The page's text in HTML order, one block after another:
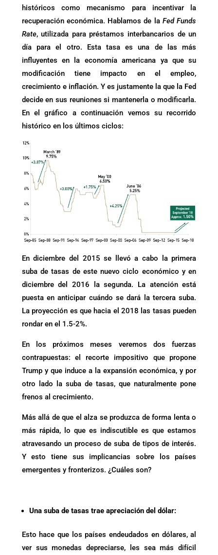
históricos como mecanismo para incentivar la
recuperación económica. Hablamos de la Fed Funds
Rate, utilizada para préstamos interbancarios de un
día para el otro. Esta tasa es una de las más
influyentes en la economía americana ya que su
modificación tiene impacto en el empleo,
crecimiento e inflación. Y es justamente la que la Fed
decide en sus reuniones si mantenerla o modificarla.
En el gráfico a continuación vemos su recorrido
histórico en los últimos ciclos:
En diciembre del 2015 se llevó a cabo la primera
suba de tasas de este nuevo ciclo económico y en
diciembre del 2016 la segunda. La atención está
puesta en anticipar cuándo se dará la tercera suba.
La proyección es que hacia el 2018 las tasas pueden
rondar en el 1.5-2%.
En los próximos meses veremos dos fuerzas
contrapuestas: el recorte impositivo que propone
Trump y que induce a la expansión económica, y por
otro lado la suba de tasas, que naturalmente pone
frenos al crecimiento.
Más allá de que el alza se produzca de forma lenta o
más rápida, lo que es indiscutible es que estamos
atravesando un proceso de suba de tipos de interés.
Y esto tiene sus implicancias sobre los países
emergentes y fronterizos. ¿Cuáles son?
Una suba de tasas trae apreciación del dólar:
Esto hace que los países endeudados en dólares, al
ver sus monedas depreciarse, les sea más difícil